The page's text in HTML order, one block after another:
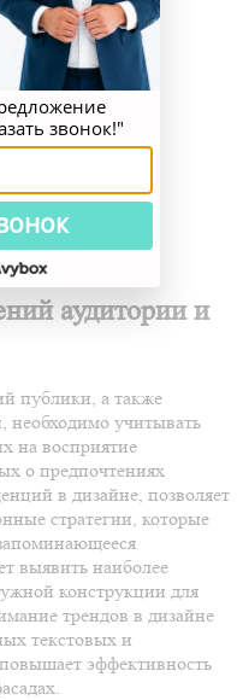
аудитории и
публики, а также
необходимо учитывать
на восприятие
о предпочтениях
в дизайне, позволяет
стратегии, которые
выявить наиболее
конструкции для
трендов в дизайне
текстовых и
эффективность
звонок!"